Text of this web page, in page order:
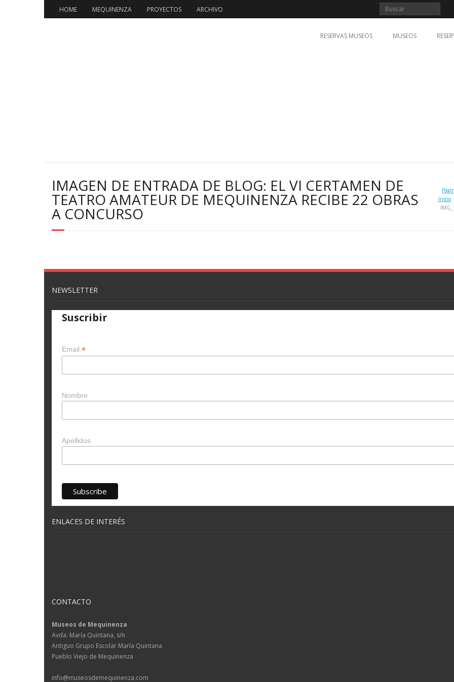
HOME MEQUINENZA PROYECTOS ARCHIVO
RESERVAS MUSEOS MUSEOS
IMAGEN DE ENTRADA DE BLOG: EL VI CERTAMEN DE
TEATRO AMATEUR DE MEQUINENZA RECIBE 22 OBRAS
A CONCURSO
Inicio
NEWSLETTER
Suscribir
Email *
Nombre
Apellidos
ENLACES DE INTERÉS
CONTACTO
Museos de Mequinenza
Avda. María Quintana, s/n
Antiguo Grupo Escolar María Quintana
Pueblo Viejo de Mequinenza
info@museosdemequinenza.com